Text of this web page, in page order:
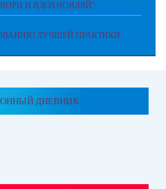
И ВДОХНОВЛЯЙ"
ЛУЧШЕЙ ПРАКТИКИ
ДНЕВНИК